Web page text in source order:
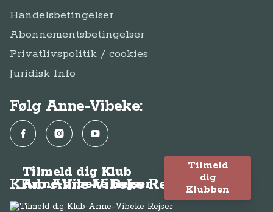
Handelsbetingelser
Abonnementsbetingelser
Privatlivspolitik / cookies
Juridisk Info
Følg Anne-Vibeke:
FacebookInstagramYouTube
Klub Anne-Vibeke Rejser
Tilmeld dig Klub
Anne-Vibeke Rejser
Tilmeld
dig
Klubben